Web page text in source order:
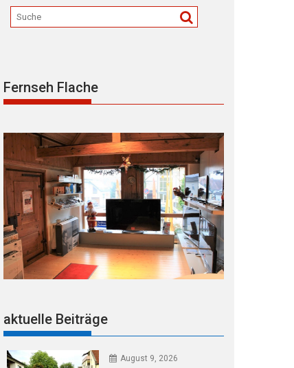
Fernseh Flache
aktuelle Beiträge
August 9, 2026